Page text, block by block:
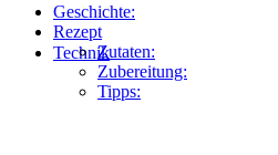
Technik
Geschichte:
Rezept
Zutaten:
Zubereitung:
Tipps: